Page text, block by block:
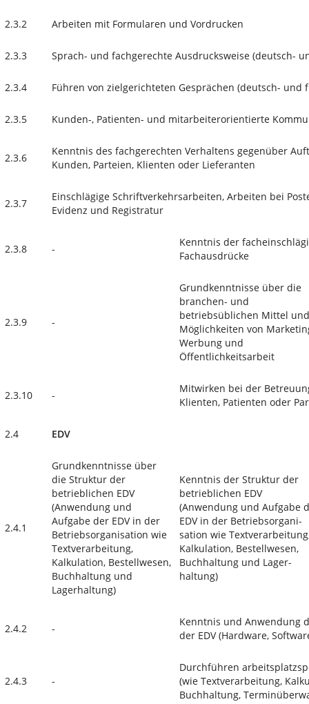
2.3.2 Arbeiten mit Formularen und Vordrucken
2.3.3 Sprach- und fachgerechte Ausdrucksweise (deutsch-
2.3.4 Führen von zielgerichteten Gesprächen (deutsch- und
2.3.5 Kunden-, Patienten- und mitarbeiterorientierte
2.3.6
Kenntnis des fachgerechten Verhaltens gegenüber
Kunden, Parteien, Klienten oder Lieferanten
2.3.7
Einschlägige Schriftverkehrsarbeiten, Arbeiten bei
Evidenz und Registratur
2.3.8 -
Kenntnis der
Fachausdrücke
2.3.9 -
Grundkenntnisse über die
branchen- und
betriebsüblichen Mittel und
Möglichkeiten von
Werbung und
Öffentlichkeitsarbeit
2.3.10 -
Mitwirken bei der
Klienten, Patienten oder
2.4 EDV
2.4.1
Grundkenntnisse über
die Struktur der
betrieblichen EDV
(Anwendung und
Aufgabe der EDV in der
Betriebsorganisation wie
Textverarbeitung,
Kalkulation, Bestellwesen,
Buchhaltung und
Lagerhaltung)
Kenntnis der Struktur der
betrieblichen EDV
(Anwendung und Aufgabe
EDV in der Betriebsorgani­
sation wie
Kalkulation, Bestellwesen,
Buchhaltung und Lager­
haltung)
2.4.2 -
Kenntnis und Anwendung
der EDV (Hardware,
2.4.3 -
Durchführen
(wie Textverarbeitung,
Buchhaltung,